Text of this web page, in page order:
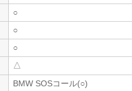
○
○
○
△
BMW SOSコール(○)